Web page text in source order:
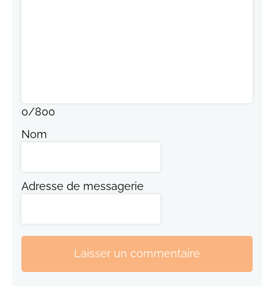
0/800
Nom
Adresse de messagerie
Laisser un commentaire